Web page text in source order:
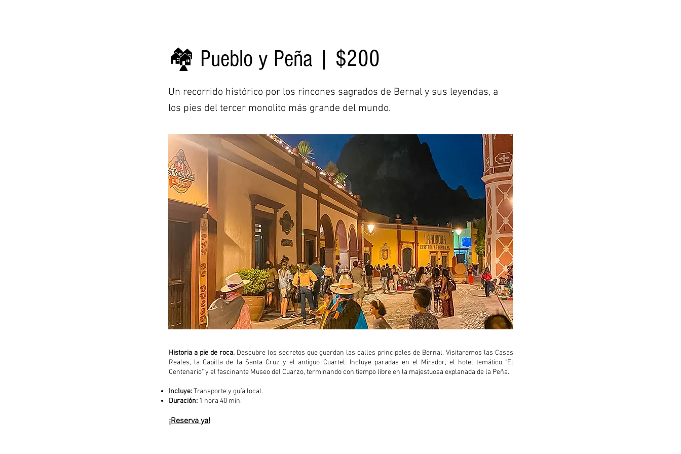
🏘️ Pueblo y Peña | $200
Un recorrido histórico por los rincones sagrados de Bernal y sus leyendas, a
los pies del tercer monolito más grande del mundo.
Historia a pie de roca.Descubre los secretos que guardan las calles principales de Bernal. Visitaremos las Casas
Reales, la Capilla de la Santa Cruz y el antiguo Cuartel. Incluye paradas en el Mirador, el hotel temático "El
Centenario" y el fascinante Museo del Cuarzo, terminando con tiempo libre en la majestuosa explanada de la Peña.
Incluye:Transporte y guía local.
Duración: 1 hora 40 min.
¡Reserva ya!